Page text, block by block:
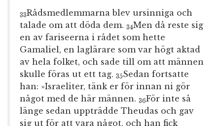
33Rådsmedlemmarna blev ursinniga och
talade om att döda dem. 34Men då reste sig
en av fariseerna i rådet som hette
Gamaliel, en laglärare som var högt aktad
av hela folket, och sade till om att männen
skulle föras ut ett tag. 35Sedan fortsatte
han: »Israeliter, tänk er för innan ni gör
något med de här männen. 36För inte så
länge sedan uppträdde Theudas och gav
sig ut för att vara något, och han fick